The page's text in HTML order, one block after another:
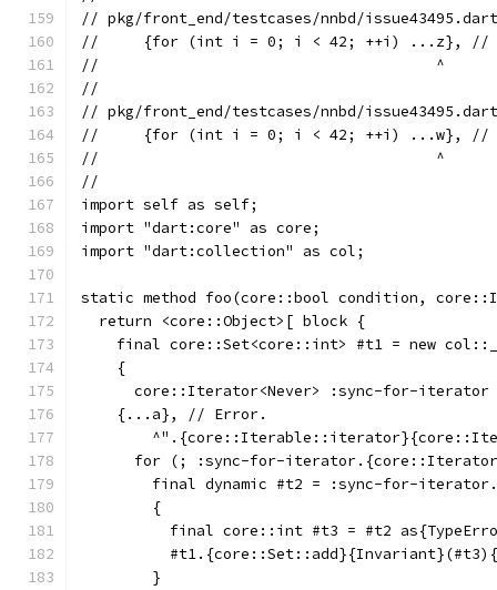
// pkg/front_end/testcases/nnbd/
//     {for (int i = 0; i < 42; ++i) ...z}, //
//                                      ^
//
// pkg/front_end/testcases/nnbd/
//     {for (int i = 0; i < 42; ++i) ...w}, //
//                                      ^
//
import self as self;
import "dart:core" as core;
import "dart:collection" as col;
static method foo(core::bool condition,
  return <core::Object>[ block {
final core::Set<core::int> #t1 = new
    {
core::Iterator<Never> :sync-for-
    {...a}, // Error.
for (; :sync-for-
final dynamic #t2 = :sync-for-
        {
final core::int #t3 = #t2
        }